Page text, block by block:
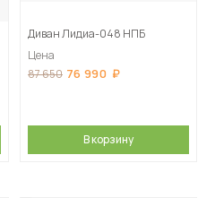
Диван Лидиа-048 НПБ
Цена
87 650 76 990
В корзину